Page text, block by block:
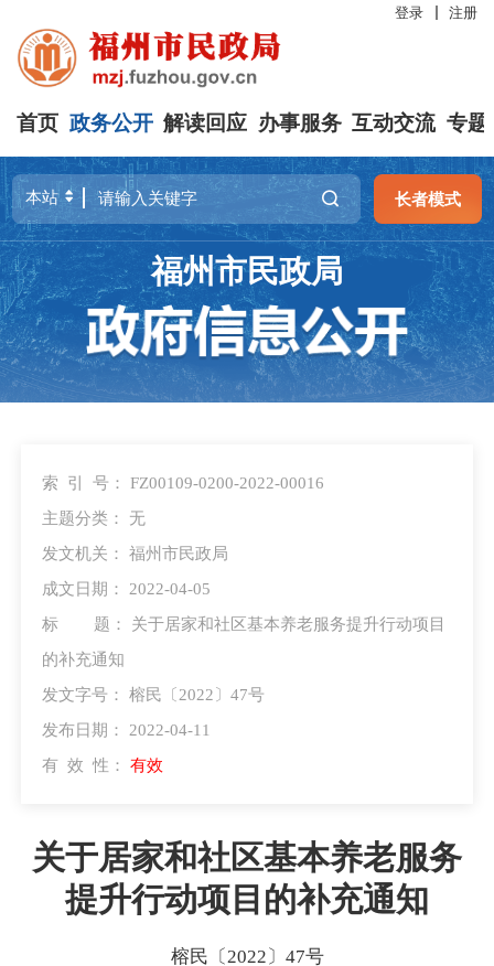
登录 注册
首页 政务公开 解读回应 办事服务 互动交流 专题
长者模式
福州市民政局
索 引 号： FZ00109-0200-2022-00016
主题分类： 无
发文机关： 福州市民政局
成文日期： 2022-04-05
标 题： 关于居家和社区基本养老服务提升行动项目
的补充通知
发文字号： 榕民〔2022〕47号
发布日期： 2022-04-11
有 效 性： 有效
关于居家和社区基本养老服务
提升行动项目的补充通知
榕民〔2022〕47号